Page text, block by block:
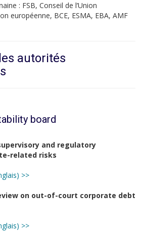
: FSB, Conseil de l’Union
européenne, BCE, ESMA, EBA, AMF
autorités
board
and regulatory
related risks
>>
on out-of-court corporate debt
>>